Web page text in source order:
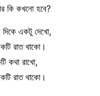
কি কখনো হবে?
দিকে একটু দেখো,
রাত থাকো।
কথা রাখো,
রাত থাকো।